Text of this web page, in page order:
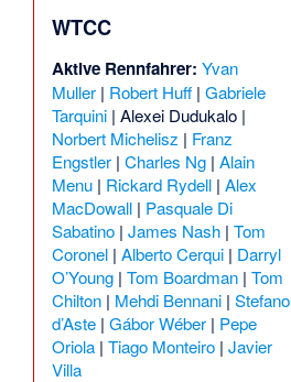
WTCC
Aktive Rennfahrer: Yvan
Muller| Robert Huff| Gabriele
Tarquini| Alexei Dudukalo|
Norbert Michelisz | Franz
Engstler| Charles Ng| Alain
Menu| Rickard Rydell| Alex
MacDowall| Pasquale Di
Sabatino| James Nash| Tom
Coronel| Alberto Cerqui| Darryl
O’Young| Tom Boardman| Tom
Chilton| Mehdi Bennani| Stefano
d’Aste| Gábor Wéber| Pepe
Oriola| Tiago Monteiro| Javier
Villa